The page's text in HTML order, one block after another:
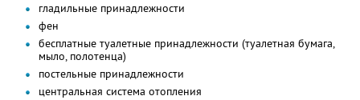
гладильные принадлежности
фен
бесплатные туалетные принадлежности (туалетная бумага,
мыло, полотенца)
постельные принадлежности
центральная система отопления